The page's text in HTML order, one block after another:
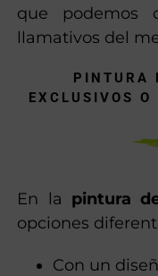
En Fast Design
pintura para la
que podemos